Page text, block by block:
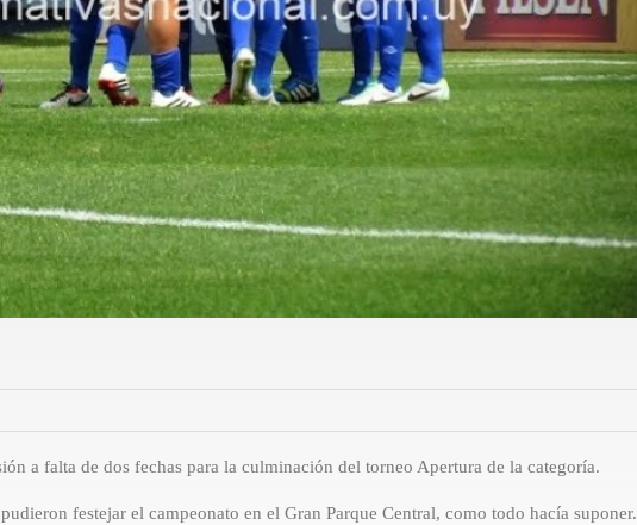
a falta de dos fechas para la culminación del torneo Apertura de la categoría.
festejar el campeonato en el Gran Parque Central, como todo hacía suponer.